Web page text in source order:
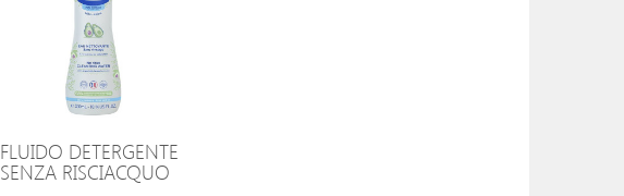
FLUIDO DETERGENTE
SENZA RISCIACQUO